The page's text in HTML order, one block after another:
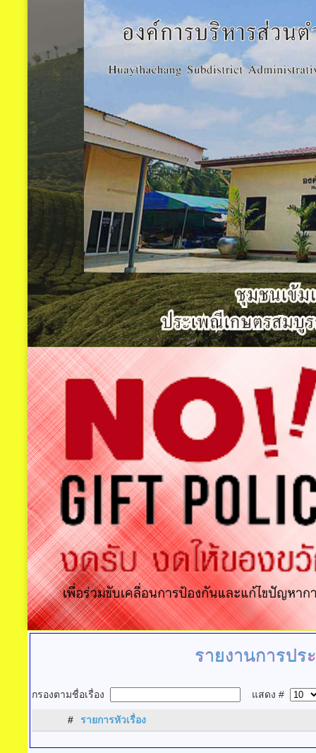
รายงานการปร
กรองตามชื่อเรื่อง แสดง #
# รายการหัวเรื่อง